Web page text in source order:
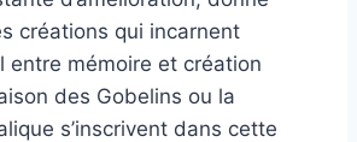
créations qui incarnent
entre mémoire et création
des Gobelins ou la
s’inscrivent dans cette